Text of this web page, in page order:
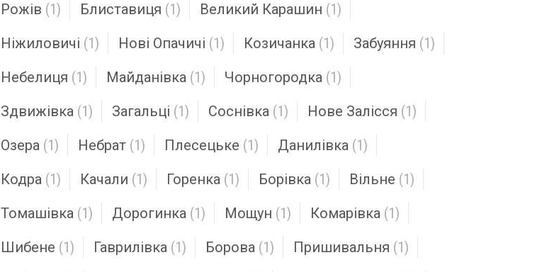
Рожів (1) Блиставиця (1) Великий Карашин (1)
Ніжиловичі (1) Нові Опачичі (1) Козичанка (1) Забуяння (1)
Небелиця (1) Майданівка (1) Чорногородка (1)
Здвижівка (1) Загальці (1) Соснівка (1) Нове Залісся (1)
Озера (1) Небрат (1) Плесецьке (1) Данилівка (1)
Кодра (1) Качали (1) Горенка (1) Борівка (1) Вільне (1)
Томашівка (1) Дорогинка (1) Мощун (1) Комарівка (1)
Шибене (1) Гаврилівка (1) Борова (1) Пришивальня (1)